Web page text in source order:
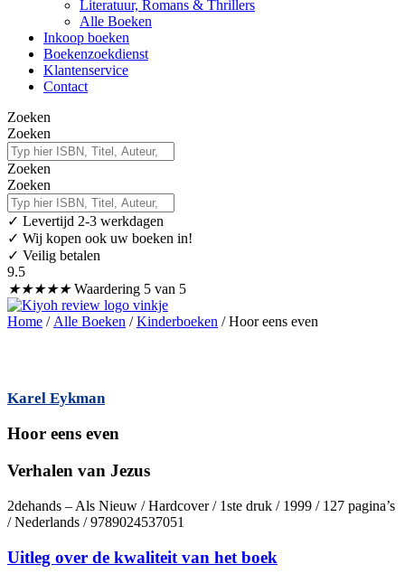
Literatuur, Romans & Thrillers
Alle Boeken
Inkoop boeken
Boekenzoekdienst
Klantenservice
Contact
Zoeken
Zoeken
Zoeken
Zoeken
✓ Levertijd 2-3 werkdagen
✓ Wij kopen ook uw boeken in!
✓ Veilig betalen
9.5
★★★★★ Waardering 5 van 5
Home / Alle Boeken /Kinderboeken / Hoor eens even
Karel Eykman
Hoor eens even
Verhalen van Jezus
2dehands – Als Nieuw / Hardcover / 1ste druk / 1999 / 127 pagina’s
/ Nederlands / 9789024537051
Uitleg over de kwaliteit van het boek